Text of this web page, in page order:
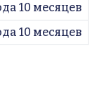
10 месяцев
10 месяцев